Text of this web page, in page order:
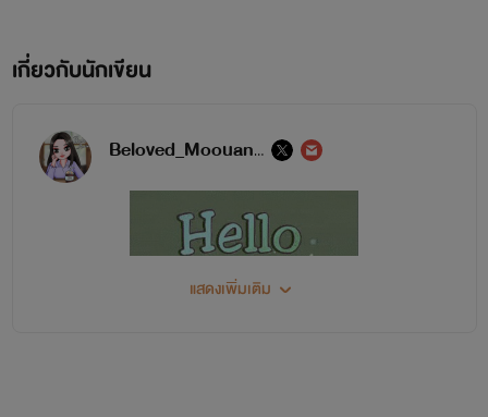
เกี่ยวกับนักเขียน
Beloved_Moouan / มายคาเฟ่
แสดงเพิ่มเติม